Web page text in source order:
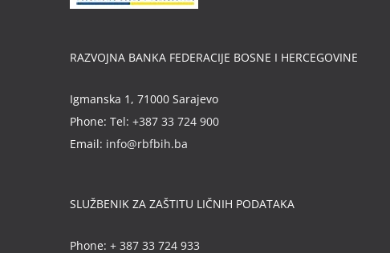
RAZVOJNA BANKA FEDERACIJE BOSNE I HERCEGOVINE
Igmanska 1, 71000 Sarajevo
Phone: Tel: +387 33 724 900
Email: info@rbfbih.ba
SLUŽBENIK ZA ZAŠTITU LIČNIH PODATAKA
Phone: + 387 33 724 933